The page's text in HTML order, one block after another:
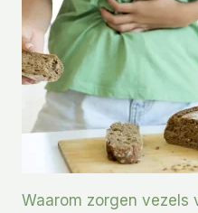
Waarom zorgen vezels